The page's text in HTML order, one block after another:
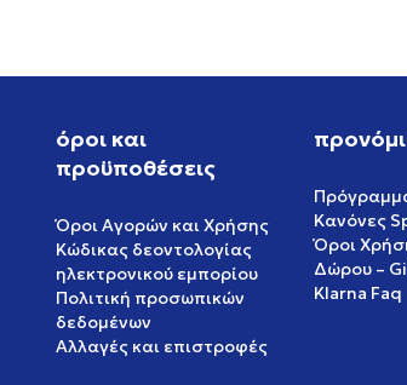
όροι και
προϋποθέσεις
Όροι Αγορών και Χρήσης
Κώδικας δεοντολογίας
ηλεκτρονικού εμπορίου
Πολιτική προσωπικών
δεδομένων
Αλλαγές και επιστροφές
Κανόνες
Όροι
Δώρου –
Klarna Faq